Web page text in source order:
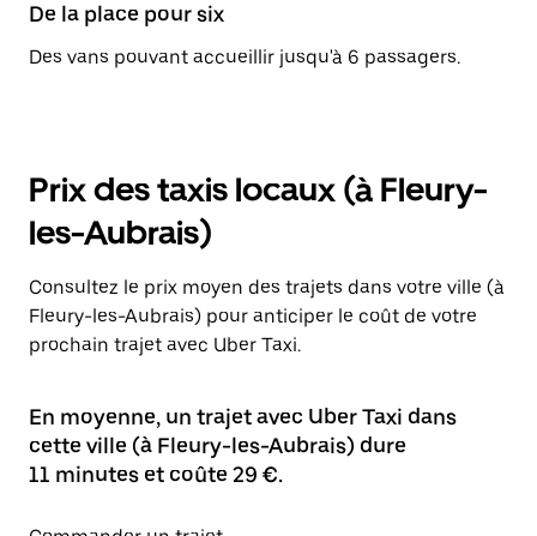
De la place pour six
Des vans pouvant accueillir jusqu'à 6 passagers.
Prix des taxis locaux (à Fleury-
les-Aubrais)
Consultez le prix moyen des trajets dans votre ville (à
Fleury-les-Aubrais) pour anticiper le coût de votre
prochain trajet avec Uber Taxi.
En moyenne, un trajet avec Uber Taxi dans
cette ville (à Fleury-les-Aubrais) dure
11 minutes et coûte 29 €.